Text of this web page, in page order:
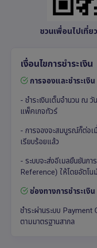
ชวนเพื่อนไปเที่
เงื่อนไขการชำระเงิน
การจองและชำระเงิน
- ชำระเงินเต็มจำนวน ณ
แพ็คเกจทัวร์
- การจองจะสมบูรณ์ก็ต่อเมื่
เรียบร้อยแล้ว
- ระบบจะส่งอีเมลยืนยันก
Reference) ให้โดยอัตโน
ช่องทางการชำระเงิน
ชำระผ่านระบบ
ตามมาตรฐานสากล